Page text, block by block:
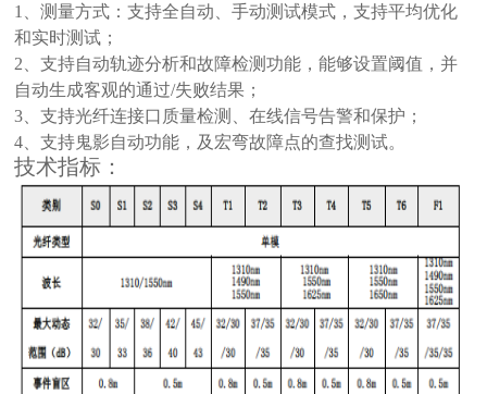
1
、测量方式：支持全自动、手动测试模式，支持平均优化
和实时测试；
2 、支持自动轨迹分析和故障检测功能，能够设置阈值，并
自动生成客观的通过/失败结果；
3 、支持光纤连接口质量检测、在线信号告警和保护；
4 、支持鬼影自动功能，及宏弯故障点的查找测试。
技术指标：